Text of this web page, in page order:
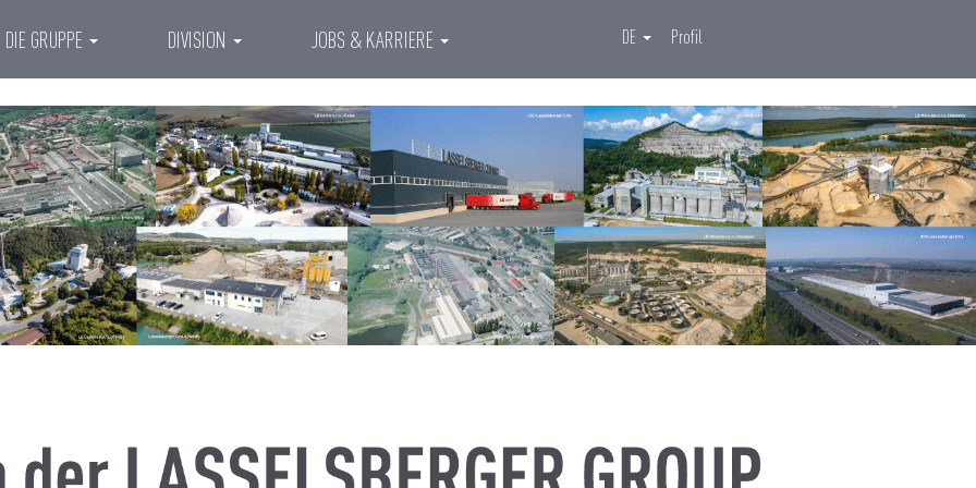
DIE GRUPPE DIVISION JOBS & KARRIERE DE Profil